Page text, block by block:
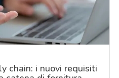
chain: i nuovi requisiti